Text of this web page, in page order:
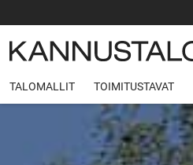
TALOMALLIT TOIMITUSTAVAT